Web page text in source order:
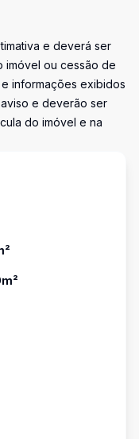
e deverá ser
imóvel ou cessão de
informações exibidos
e deverão ser
do imóvel e na
m²